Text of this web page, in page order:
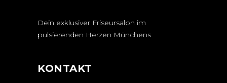
Dein exklusiver Friseursalon im
pulsierenden Herzen Münchens.
KONTAKT